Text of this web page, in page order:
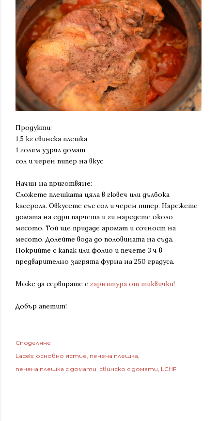
Продукти:
1,5 кг свинска плешка
1 голям узрял домат
сол и черен пипер на вкус
Начин на приготвяне:
Сложете плешката цяла в гювеч или дълбока
касерола. Овкусете със сол и черен пипер. Нарежете
домата на едри парчета и ги наредете около
месото. Той ще придаде аромат и сочност на
месото. Долейте вода до половината на съда.
Покрийте с капак или фолио и печете 3 ч в
предварително загрята фурна на 250 градуса.
Може да сервирате с гарнитура от тиквички!
Добър апетит!
Споделяне
Labels: основно ястие печена плешка
печена плешка с домати свинско с домати LCHF